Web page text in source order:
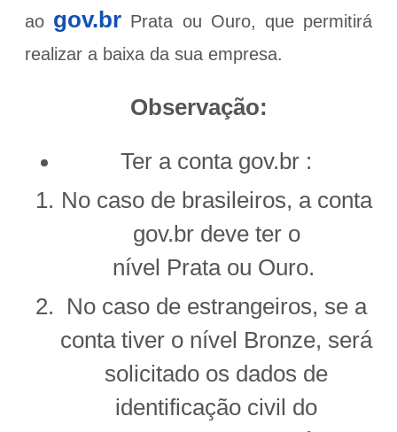
ao gov.br Prata ou Ouro, que permitirá
realizar a baixa da sua empresa.
Observação:
Ter a conta gov.br :
No caso de brasileiros, a conta
gov.br deve ter o
nível Prata ou Ouro.
No caso de estrangeiros, se a
conta tiver o nível Bronze, será
solicitado os dados de
identificação civil do